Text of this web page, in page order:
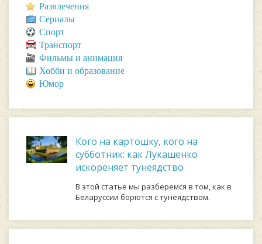
Развлечения
Сериалы
Спорт
Транспорт
Фильмы и анимация
Хобби и образование
Юмор
Кого на картошку, кого на
субботник: как Лукашенко
искореняет тунеядство
В этой статье мы разберемся в том, как в
Беларуссии борются с тунеядством.